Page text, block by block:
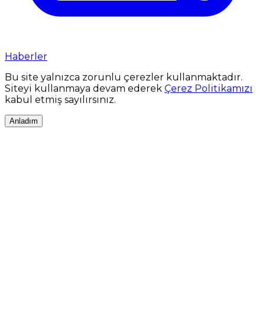
Haberler
Bu site yalnızca zorunlu çerezler kullanmaktadır.
Siteyi kullanmaya devam ederek Çerez Politikamızı
kabul etmiş sayılırsınız.
Anladım